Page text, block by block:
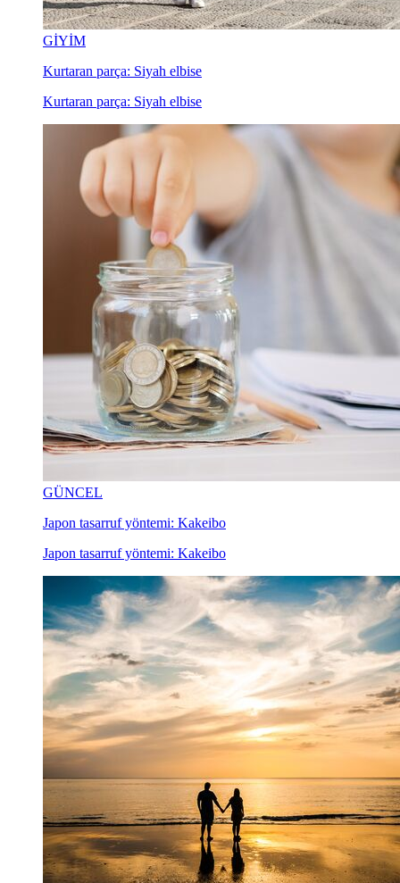
GİYİM
Kurtaran parça: Siyah elbise
Kurtaran parça: Siyah elbise
GÜNCEL
Japon tasarruf yöntemi: Kakeibo
Japon tasarruf yöntemi: Kakeibo